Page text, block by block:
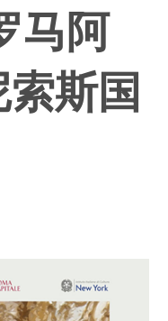
马阿
索斯国